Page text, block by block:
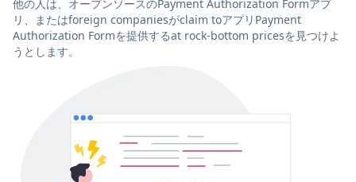
他の人は、オープンソースのPayment Authorization Formアプ
リ、またはforeign companiesがclaim toアプリPayment
Authorization Formを提供するat rock-bottom pricesを見つけよ
うとします。